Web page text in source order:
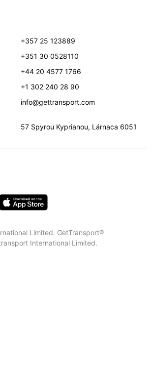
+357 25 123889
+351 30 0528110
+44 20 4577 1766
+1 302 240 28 90
info@gettransport.com
57 Spyrou Kyprianou, Lárnaca 6051
Limited. GetTransport®
International Limited.